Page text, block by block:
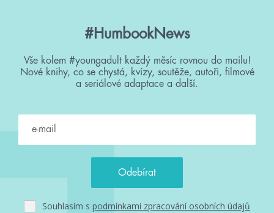
#HumbookNews
Vše kolem #youngadult každý měsíc rovnou do mailu!
Nové knihy, co se chystá, kvízy, soutěže, autoři, filmové
a seriálové adaptace a další.
Souhlasím s podmínkami zpracování osobních údajů